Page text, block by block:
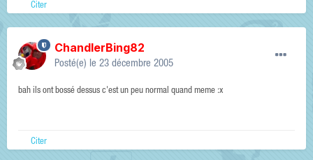
Citer
ChandlerBing82
Posté(e) le 23 décembre 2005
bah ils ont bossé dessus c'est un peu normal quand meme :x
Citer